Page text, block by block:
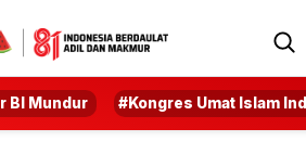
BI Mundur #Kongres Umat Islam